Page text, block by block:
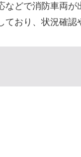
どで消防車両が
おり、状況確認